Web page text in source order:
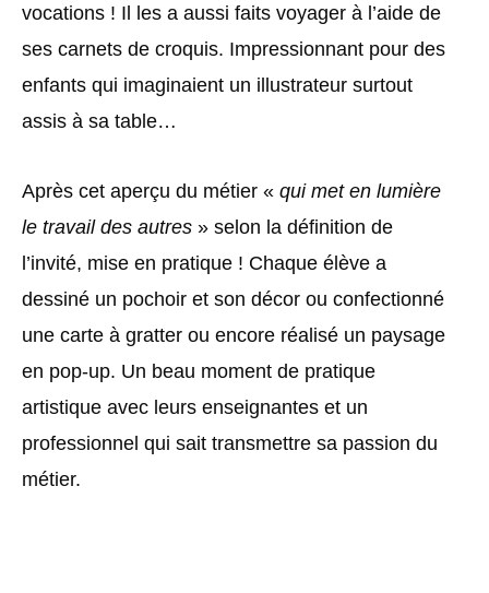
vocations ! Il les a aussi faits voyager à l’aide de
ses carnets de croquis. Impressionnant pour des
enfants qui imaginaient un illustrateur surtout
assis à sa table…
Après cet aperçu du métier « qui met en lumière
le travail des autres » selon la définition de
l’invité, mise en pratique ! Chaque élève a
dessiné un pochoir et son décor ou confectionné
une carte à gratter ou encore réalisé un paysage
en pop-up. Un beau moment de pratique
artistique avec leurs enseignantes et un
professionnel qui sait transmettre sa passion du
métier.